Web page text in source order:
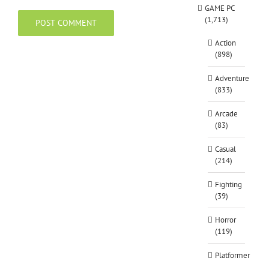
GAME PC
(1,713)
Action
(898)
Adventure
(833)
Arcade
(83)
Casual
(214)
Fighting
(39)
Horror
(119)
Platformer